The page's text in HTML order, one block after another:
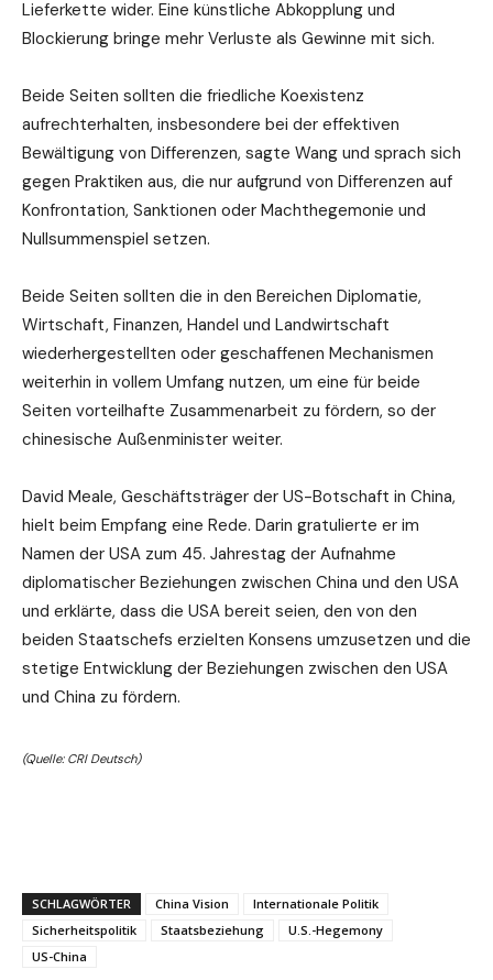
Lieferkette wider. Eine künstliche Abkopplung und
Blockierung bringe mehr Verluste als Gewinne mit sich.
Beide Seiten sollten die friedliche Koexistenz
aufrechterhalten, insbesondere bei der effektiven
Bewältigung von Differenzen, sagte Wang und sprach sich
gegen Praktiken aus, die nur aufgrund von Differenzen auf
Konfrontation, Sanktionen oder Machthegemonie und
Nullsummenspiel setzen.
Beide Seiten sollten die in den Bereichen Diplomatie,
Wirtschaft, Finanzen, Handel und Landwirtschaft
wiederhergestellten oder geschaffenen Mechanismen
weiterhin in vollem Umfang nutzen, um eine für beide
Seiten vorteilhafte Zusammenarbeit zu fördern, so der
chinesische Außenminister weiter.
David Meale, Geschäftsträger der US-Botschaft in China,
hielt beim Empfang eine Rede. Darin gratulierte er im
Namen der USA zum 45. Jahrestag der Aufnahme
diplomatischer Beziehungen zwischen China und den USA
und erklärte, dass die USA bereit seien, den von den
beiden Staatschefs erzielten Konsens umzusetzen und die
stetige Entwicklung der Beziehungen zwischen den USA
und China zu fördern.
(Quelle: CRI Deutsch)
SCHLAGWÖRTER China Vision
Internationale Politik
Sicherheitspolitik
Staatsbeziehung
U.S.-Hegemony
US-China